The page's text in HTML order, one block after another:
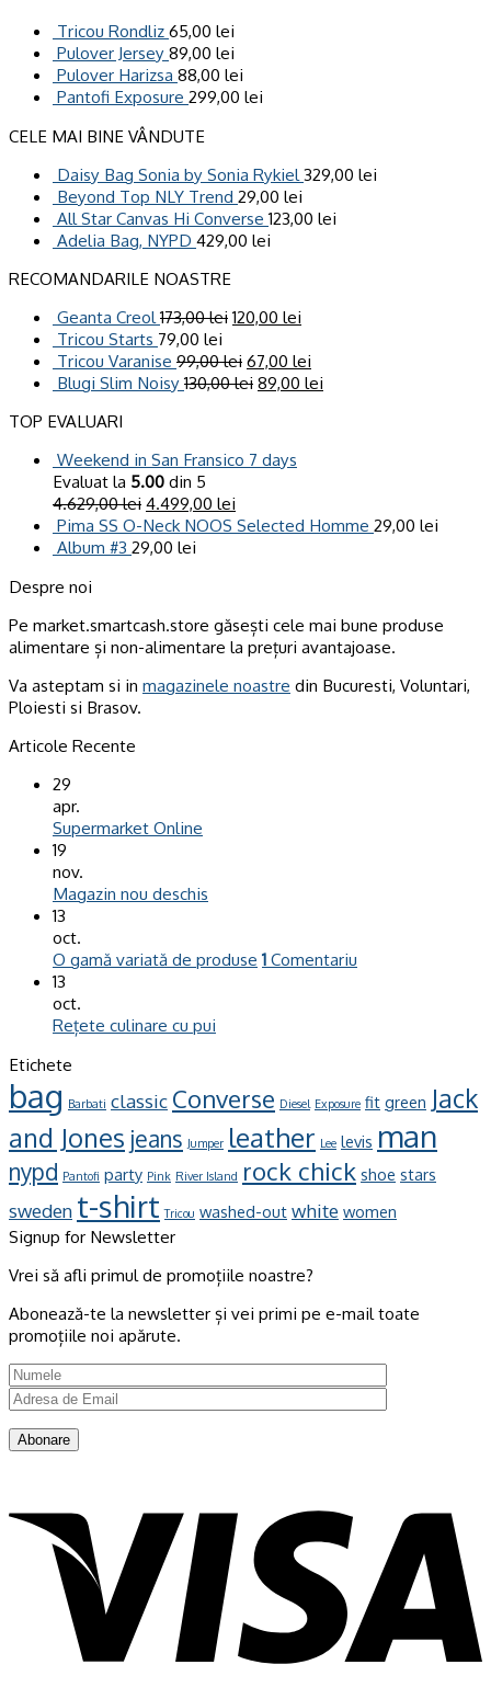
Tricou Rondliz 65,00 lei
Pulover Jersey 89,00 lei
Pulover Harizsa 88,00 lei
Pantofi Exposure 299,00 lei
CELE MAI BINE VÂNDUTE
Daisy Bag Sonia by Sonia Rykiel 329,00 lei
Beyond Top NLY Trend 29,00 lei
All Star Canvas Hi Converse 123,00 lei
Adelia Bag, NYPD 429,00 lei
RECOMANDARILE NOASTRE
Geanta Creol 173,00lei 120,00 lei
Tricou Starts 79,00 lei
Tricou Varanise 99,00lei 67,00 lei
Blugi Slim Noisy 130,00lei 89,00 lei
TOP EVALUARI
Weekend in San Fransico 7 days
Evaluat la 5.00 din 5
4.629,00lei 4.499,00 lei
Pima SS O-Neck NOOS Selected Homme 29,00 lei
Album #3 29,00 lei
Despre noi
Pe market.smartcash.store găsești cele mai bune produse
alimentare și non-alimentare la prețuri avantajoase.
Va asteptam si in magazinele noastre din Bucuresti, Voluntari,
Ploiesti si Brasov.
Articole Recente
29
apr.
Supermarket Online
19
nov.
Magazin nou deschis
13
oct.
O gamă variată de produse 1 Comentariu
13
oct.
Rețete culinare cu pui
Etichete
bag Barbati classic Converse Diesel Exposure fit green Jack
and Jones jeans Jumper leather Lee levis man
nypd Pantofi party Pink River Island rock chick shoe stars
sweden t-shirt Tricou washed-out white women
Signup for Newsletter
Vrei să afli primul de promoțiile noastre?
Abonează-te la newsletter și vei primi pe e-mail toate
promoțiile noi apărute.